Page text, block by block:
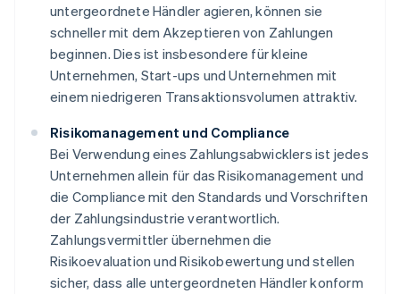
untergeordnete Händler agieren, können sie
schneller mit dem Akzeptieren von Zahlungen
beginnen. Dies ist insbesondere für kleine
Unternehmen, Start-ups und Unternehmen mit
einem niedrigeren Transaktionsvolumen attraktiv.
Risikomanagement und Compliance
Bei Verwendung eines Zahlungsabwicklers ist jedes
Unternehmen allein für das Risikomanagement und
die Compliance mit den Standards und Vorschriften
der Zahlungsindustrie verantwortlich.
Zahlungsvermittler übernehmen die
Risikoevaluation und Risikobewertung und stellen
sicher, dass alle untergeordneten Händler konform